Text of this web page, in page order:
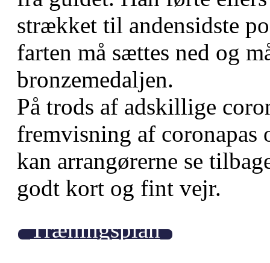
strækket til andensidste
farten må sættes ned og
bronzemedaljen.
På trods af adskillige
fremvisning af coronapas
kan arrangørerne se
godt kort og fint vejr.
Træningsplan